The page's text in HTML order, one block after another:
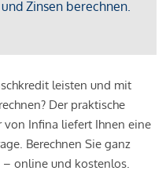
leisten und mit
Der praktische
Infina liefert Ihnen eine
Berechnen Sie ganz
– online und kostenlos.